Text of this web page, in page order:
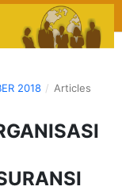
2018 / Articles